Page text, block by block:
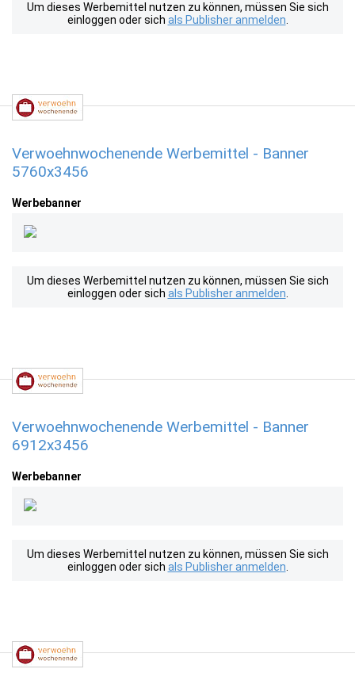
Um dieses Werbemittel nutzen zu können, müssen Sie sich
einloggen oder sich als Publisher anmelden
Verwoehnwochenende Werbemittel - Banner
5760x3456
Werbebanner
Um dieses Werbemittel nutzen zu können, müssen Sie sich
einloggen oder sich als Publisher anmelden
Verwoehnwochenende Werbemittel - Banner
6912x3456
Werbebanner
Um dieses Werbemittel nutzen zu können, müssen Sie sich
einloggen oder sich als Publisher anmelden